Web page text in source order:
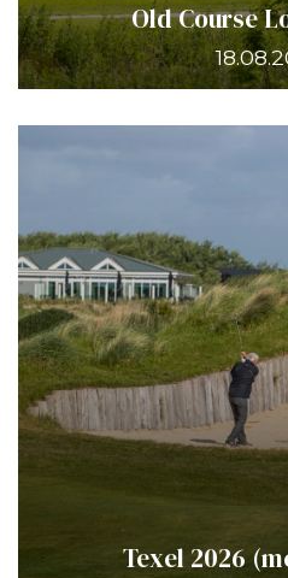
Old Course
Texel 2026